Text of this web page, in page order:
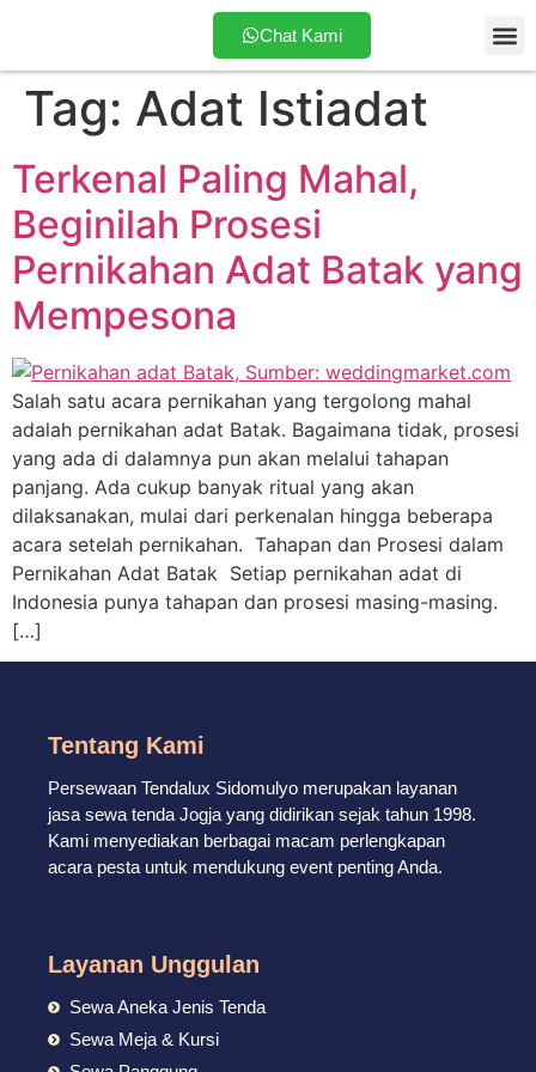
Chat Kami
Tag: Adat Istiadat
Terkenal Paling Mahal,
Beginilah Prosesi
Pernikahan Adat Batak yang
Mempesona
Salah satu acara pernikahan yang tergolong mahal
adalah pernikahan adat Batak. Bagaimana tidak, prosesi
yang ada di dalamnya pun akan melalui tahapan
panjang. Ada cukup banyak ritual yang akan
dilaksanakan, mulai dari perkenalan hingga beberapa
acara setelah pernikahan. Tahapan dan Prosesi dalam
Pernikahan Adat Batak Setiap pernikahan adat di
Indonesia punya tahapan dan prosesi masing-masing.
[…]
Tentang Kami
Persewaan Tendalux Sidomulyo merupakan layanan
jasa sewa tenda Jogja yang didirikan sejak tahun 1998.
Kami menyediakan berbagai macam perlengkapan
acara pesta untuk mendukung event penting Anda.
Layanan Unggulan
Sewa Aneka Jenis Tenda
Sewa Meja & Kursi